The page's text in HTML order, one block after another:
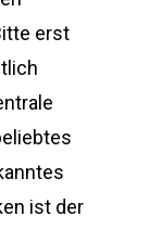
erst
ist der